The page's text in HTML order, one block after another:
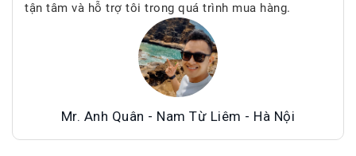
tận tâm và hỗ trợ tôi trong quá trình mua hàng.
Mr. Anh Quân - Nam Từ Liêm - Hà Nội